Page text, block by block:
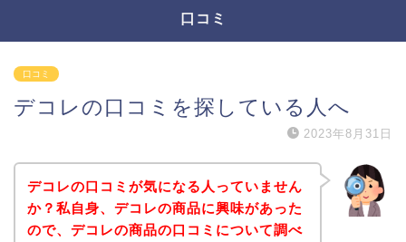
口コミ
口コミ
デコレの口コミを探している人へ
2023年8月31日
デコレの口コミが気になる人っていません
か？私自身、デコレの商品に興味があった
ので、デコレの商品の口コミについて調べ